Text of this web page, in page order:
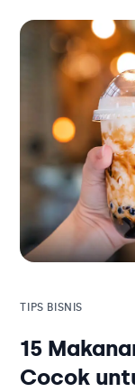
Harga
Hubungi
Blog
Solusi
Tambahan
Hardware
Harga
Hubungi
Blog
Solusi
Tambahan
Kategori
TIPS BISNIS
15
Cocok